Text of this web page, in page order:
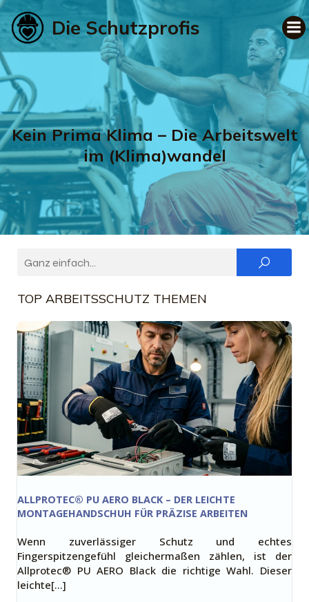
Die Schutzprofis
Kein Prima Klima – Die Arbeitswelt
im (Klima)wandel
TOP ARBEITSSCHUTZ THEMEN
ALLPROTEC® PU AERO BLACK – DER LEICHTE
MONTAGEHANDSCHUH FÜR PRÄZISE ARBEITEN
Wenn zuverlässiger Schutz und echtes
Fingerspitzengefühl gleichermaßen zählen, ist der
Allprotec® PU AERO Black die richtige Wahl. Dieser
leichte[…]